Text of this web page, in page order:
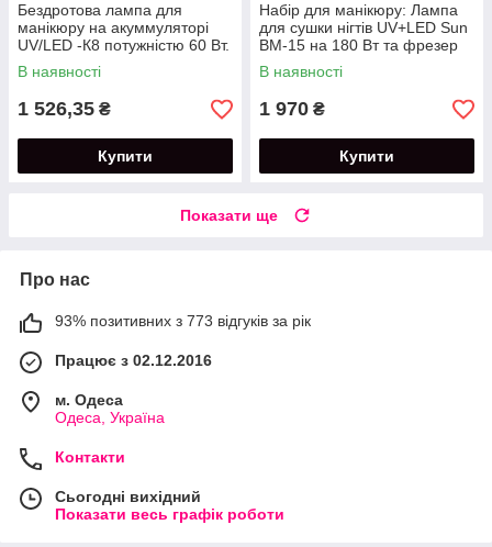
Бездротова лампа для
манікюру на акуммуляторі
UV/LED -К8 потужністю 60 Вт.
(2600 mAh)
В наявності
1 526,35 ₴
Купити
Набір для манікюру: Лампа
для сушки нігтів UV+LED Sun
BM-15 на 180 Вт та фрезер
для манікюру ZS-701
потужністю 65 Вт.
В наявності
1 970 ₴
Купити
Показати ще
Про нас
93% позитивних з 773 відгуків за рік
Працює з 02.12.2016
м. Одеса
Одеса, Україна
Контакти
Сьогодні вихідний
Показати весь графік роботи